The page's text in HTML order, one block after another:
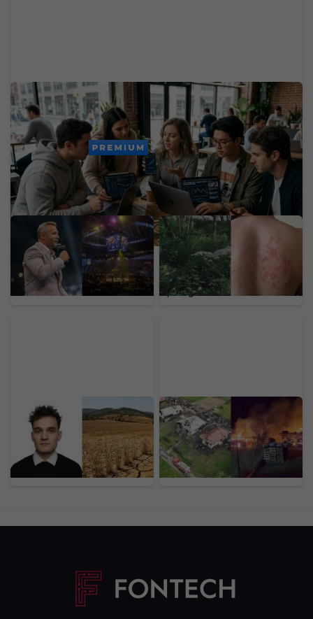
Dôchodok už v 20-ke: Generácia Z odmieta drieť
do staroby, zavádza nový trend
PREMIUM
Ondřej Novotný z
Oktagonu. Za McGregora
by dal aj 50 miliónov eur,
organizáciu by predal za
astronomickú sumu
Na Slovensku sa šíri
nebezpečný gigant z
Kaukazu: Pozor na
rastlinu, ktorej dotyk
spôsobuje bolestivé
pľuzgiere
Účet za letné horúčavy
dorazí až na jeseň:
Analytik varuje, prečo sa
sucho na poliach prejaví
na cenovkách o 3 až 6
Nočný požiar na
Horehroní spálil 10
stavieb: Hasiči priamo na
mieste odhalili podozrivú
príčinu